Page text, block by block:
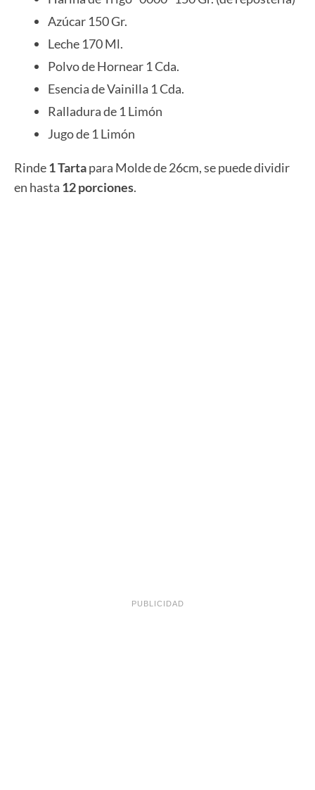
Azúcar 150 Gr.
Leche 170 Ml.
Polvo de Hornear 1 Cda.
Esencia de Vainilla 1 Cda.
Ralladura de 1 Limón
Jugo de 1 Limón
Rinde1 Tartapara Molde de 26cm, se puede dividir
en hasta 12 porciones.
PUBLICIDAD